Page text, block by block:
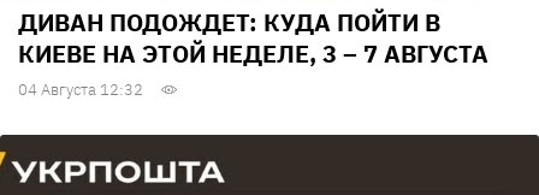
ДИВАН ПОДОЖДЕТ: КУДА ПОЙТИ В
КИЕВЕ НА ЭТОЙ НЕДЕЛЕ, 3 – 7 АВГУСТА
04 Августа 12:32